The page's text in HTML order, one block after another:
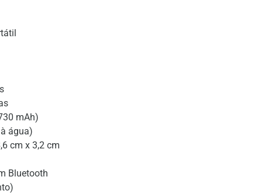
mAh)
água)
cm x 3,2 cm
Bluetooth